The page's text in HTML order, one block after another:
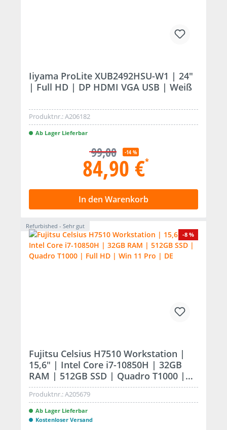
Iiyama ProLite XUB2492HSU-W1 | 24"
| Full HD | DP HDMI VGA USB | Weiß
Produktnr.:A206182
Ab Lager Lieferbar
99,00 -14 %
84,90 €*
In den Warenkorb
Refurbished - Sehr gut
-8 %
Fujitsu Celsius H7510 Workstation |
15,6" | Intel Core i7-10850H | 32GB
RAM | 512GB SSD | Quadro T1000 |
Full HD | Win 11 Pro | DE
Produktnr.:A205679
Ab Lager Lieferbar
Kostenloser Versand